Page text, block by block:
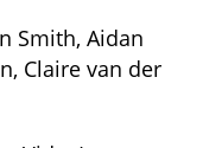
Smith, Aidan
Claire van der